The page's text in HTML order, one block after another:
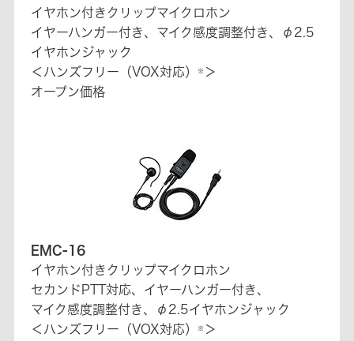
イヤホン付きクリップマイクロホン
イヤーハンガー付き、マイク感度調整付き、φ2.5
イヤホンジャック
＜ハンズフリー（VOX対応）
※ ＞
オープン価格
EMC-16
イヤホン付きクリップマイクロホン
セカンドPTT対応、イヤーハンガー付き、
マイク感度調整付き、φ2.5イヤホンジャック
＜ハンズフリー（VOX対応）
※ ＞